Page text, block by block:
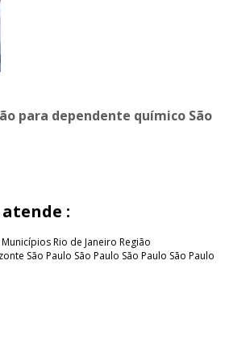
para dependente químico São
:
Municípios Rio de Janeiro Região
São Paulo São Paulo São Paulo São Paulo